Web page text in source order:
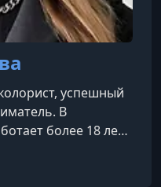
успешный
В
более 18 лет.
от рядового